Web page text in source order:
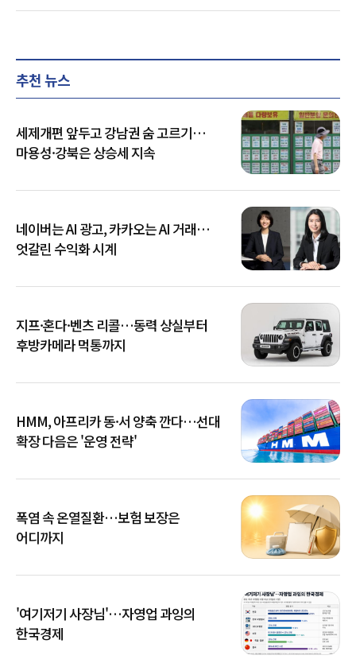
추천 뉴스
세제개편 앞두고 강남권 숨 고르기…
마용성·강북은 상승세 지속
네이버는 AI 광고, 카카오는 AI 거래…
엇갈린 수익화 시계
지프·혼다·벤츠 리콜…동력 상실부터
후방카메라 먹통까지
HMM, 아프리카 동·서 양축 깐다…선대
확장 다음은 '운영 전략'
폭염 속 온열질환…보험 보장은
어디까지
'여기저기 사장님'…자영업 과잉의
한국경제